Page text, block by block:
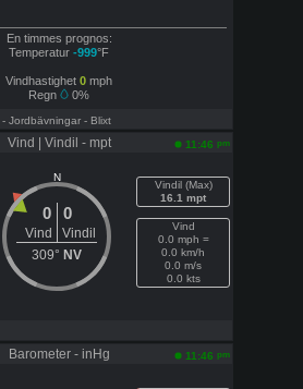
En timmes prognos:
Temperatur -999°F
Vindhastighet 0 mph
Regn
0%
- Jordbävningar - Blixt
Vind | Vindil - mpt 11:46 pm
N
0 0
Vind
Vindil
309° NV
Vindil (Max)
16.1 mpt
Vind
0.0 mph =
0.0 km/h
0.0 m/s
0.0 kts
Barometer - inHg 11:46 pm